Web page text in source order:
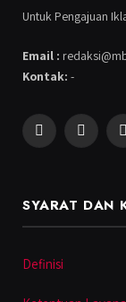
Untuk Pengajuan
Email :
Kontak: -
FacebookInstagram
SYARAT DAN
Definisi